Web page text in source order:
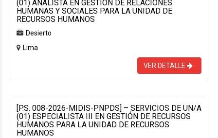
(01) ANALISTA EN GESTIÓN DE RELACIONES
HUMANAS Y SOCIALES PARA LA UNIDAD DE
RECURSOS HUMANOS
Desierto
Lima
VER DETALLE
[P.S. 008-2026-MIDIS-PNPDS] – SERVICIOS DE UN/A
(01) ESPECIALISTA III EN GESTIÓN DE RECURSOS
HUMANOS PARA LA UNIDAD DE RECURSOS
HUMANOS